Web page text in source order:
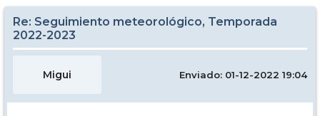
Re: Seguimiento meteorológico, Temporada
2022-2023
Migui Enviado: 01-12-2022 19:04